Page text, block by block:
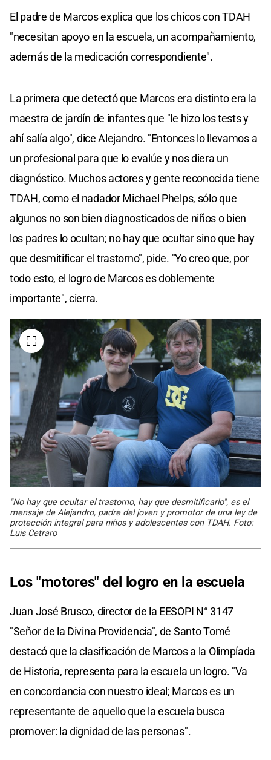
El padre de Marcos explica que los chicos con TDAH
"necesitan apoyo en la escuela, un acompañamiento,
además de la medicación correspondiente".
La primera que detectó que Marcos era distinto era la
maestra de jardín de infantes que "le hizo los tests y
ahí salía algo", dice Alejandro. "Entonces lo llevamos a
un profesional para que lo evalúe y nos diera un
diagnóstico. Muchos actores y gente reconocida tiene
TDAH, como el nadador Michael Phelps, sólo que
algunos no son bien diagnosticados de niños o bien
los padres lo ocultan; no hay que ocultar sino que hay
que desmitificar el trastorno", pide. "Yo creo que, por
todo esto, el logro de Marcos es doblemente
importante", cierra.
"No hay que ocultar el trastorno, hay que desmitificarlo", es el
mensaje de Alejandro, padre del joven y promotor de una ley de
protección integral para niños y adolescentes con TDAH. Foto:
Luis Cetraro
Los "motores" del logro en la escuela
Juan José Brusco, director de la EESOPI N° 3147
"Señor de la Divina Providencia", de Santo Tomé
destacó que la clasificación de Marcos a la Olimpíada
de Historia, representa para la escuela un logro. "Va
en concordancia con nuestro ideal; Marcos es un
representante de aquello que la escuela busca
promover: la dignidad de las personas".